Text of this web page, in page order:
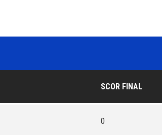
SCOR FINAL
0